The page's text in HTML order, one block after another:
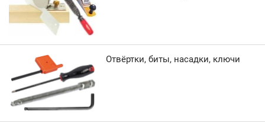
Отвёртки, биты, насадки, ключи